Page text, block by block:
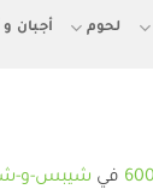
لحوم أجبان و
في شيبس-و-